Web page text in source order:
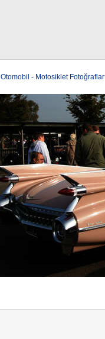
Otomobil - Motosiklet Fotoğraflar